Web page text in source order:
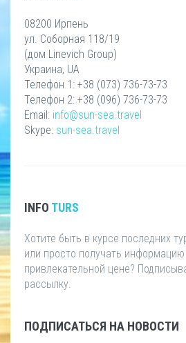
08200 Ирпень
ул. Соборная 118/19
(дом Linevich Group)
Украина, UA
Телефон 1: +38 (073) 736-73-73
Телефон 2: +38 (096) 736-73-73
Email: info@sun-sea.travel
Skype: sun-sea.travel
INFO TURS
Хотите быть в курсе последних
или просто получать
привлекательной цене?
рассылку.
ПОДПИСАТЬСЯ НА НОВОСТИ